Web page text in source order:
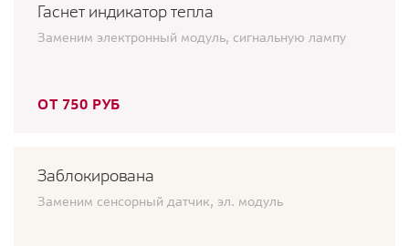
Гаснет индикатор тепла
Заменим электронный модуль, сигнальную лампу
ОТ 750 РУБ
Заблокирована
Заменим сенсорный датчик, эл. модуль